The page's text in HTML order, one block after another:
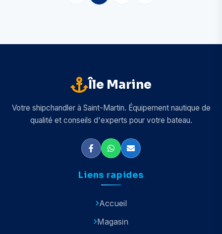
Île Marine
Votre shipchandler à Saint-Martin. Équipement nautique de
qualité et conseils d'experts pour votre bateau.
Liens rapides
Accueil
Magasin